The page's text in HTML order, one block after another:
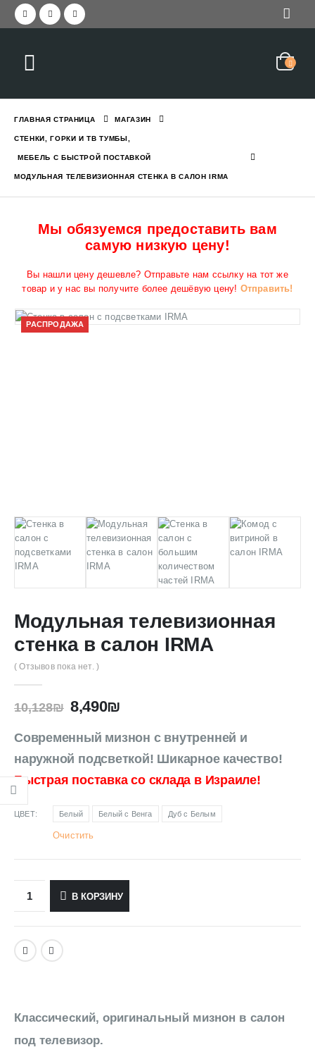
ГЛАВНАЯ СТРАНИЦА МАГАЗИН
СТЕНКИ, ГОРКИ И ТВ ТУМБЫ
МЕБЕЛЬ С БЫСТРОЙ ПОСТАВКОЙ
МОДУЛЬНАЯ ТЕЛЕВИЗИОННАЯ СТЕНКА В САЛОН IRMA
Мы обязуемся предоставить вам
самую низкую цену!
Вы нашли цену дешевле? Отправьте нам ссылку на тот же
товар и у нас вы получите более дешёвую цену! Отправить!
РАСПРОДАЖА
Модульная телевизионная
стенка в салон IRMA
( Отзывов пока нет. )
10,128₪ 8,490₪
Современный мизнон с внутренней и
наружной подсветкой! Шикарное качество!
Быстрая поставка со склада в Израиле!
ЦВЕТ Белый Белый с Венга Дуб с Белым
Очистить
В КОРЗИНУ
Классический, оригинальный мизнон в салон
под телевизор.
вешалкой и зеркалом GREEN
Красивая прихожая с
1,550
Кровать двухъярусная